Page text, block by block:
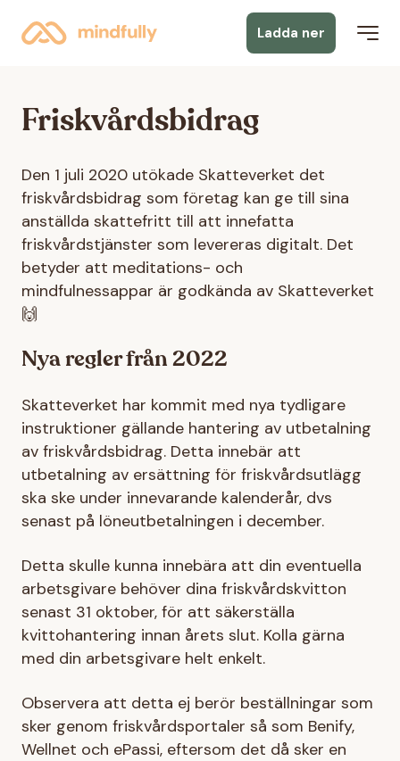
Ladda ner
Friskvårdsbidrag
Den 1 juli 2020 utökade Skatteverket det
friskvårdsbidrag som företag kan ge till sina
anställda skattefritt till att innefatta
friskvårdstjänster som levereras digitalt. Det
betyder att meditations- och
mindfulnessappar är godkända av Skatteverket
🙌
Nya regler från 2022
Skatteverket har kommit med nya tydligare
instruktioner gällande hantering av utbetalning
av friskvårdsbidrag. Detta innebär att
utbetalning av ersättning för friskvårdsutlägg
ska ske under innevarande kalenderår, dvs
senast på löneutbetalningen i december.
Detta skulle kunna innebära att din eventuella
arbetsgivare behöver dina friskvårdskvitton
senast 31 oktober, för att säkerställa
kvittohantering innan årets slut. Kolla gärna
med din arbetsgivare helt enkelt.
Observera att detta ej berör beställningar som
sker genom friskvårdsportaler så som Benify,
Wellnet och ePassi, eftersom det då sker en